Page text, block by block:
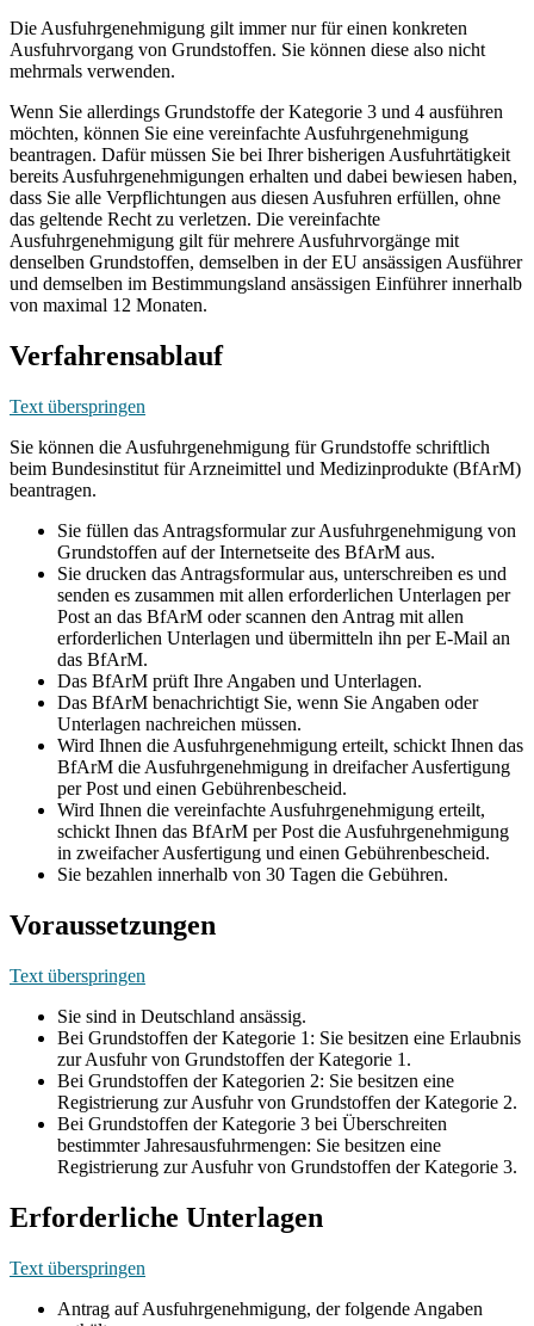
Die Ausfuhrgenehmigung gilt immer nur für einen konkreten
Ausfuhrvorgang von Grundstoffen. Sie können diese also nicht
mehrmals verwenden.
Wenn Sie allerdings Grundstoffe der Kategorie 3 und 4 ausführen
möchten, können Sie eine vereinfachte Ausfuhrgenehmigung
beantragen. Dafür müssen Sie bei Ihrer bisherigen Ausfuhrtätigkeit
bereits Ausfuhrgenehmigungen erhalten und dabei bewiesen haben,
dass Sie alle Verpflichtungen aus diesen Ausfuhren erfüllen, ohne
das geltende Recht zu verletzen. Die vereinfachte
Ausfuhrgenehmigung gilt für mehrere Ausfuhrvorgänge mit
denselben Grundstoffen, demselben in der EU ansässigen Ausführer
und demselben im Bestimmungsland ansässigen Einführer innerhalb
von maximal 12 Monaten.
Verfahrensablauf
Text überspringen
Sie können die Ausfuhrgenehmigung für Grundstoffe schriftlich
beim Bundesinstitut für Arzneimittel und Medizinprodukte (BfArM)
beantragen.
Sie füllen das Antragsformular zur Ausfuhrgenehmigung von
Grundstoffen auf der Internetseite des BfArM aus.
Sie drucken das Antragsformular aus, unterschreiben es und
senden es zusammen mit allen erforderlichen Unterlagen per
Post an das BfArM oder scannen den Antrag mit allen
erforderlichen Unterlagen und übermitteln ihn per E-Mail an
das BfArM.
Das BfArM prüft Ihre Angaben und Unterlagen.
Das BfArM benachrichtigt Sie, wenn Sie Angaben oder
Unterlagen nachreichen müssen.
Wird Ihnen die Ausfuhrgenehmigung erteilt, schickt Ihnen das
BfArM die Ausfuhrgenehmigung in dreifacher Ausfertigung
per Post und einen Gebührenbescheid.
Wird Ihnen die vereinfachte Ausfuhrgenehmigung erteilt,
schickt Ihnen das BfArM per Post die Ausfuhrgenehmigung
in zweifacher Ausfertigung und einen Gebührenbescheid.
Sie bezahlen innerhalb von 30 Tagen die Gebühren.
Voraussetzungen
Text überspringen
Sie sind in Deutschland ansässig.
Bei Grundstoffen der Kategorie 1: Sie besitzen eine Erlaubnis
zur Ausfuhr von Grundstoffen der Kategorie 1.
Bei Grundstoffen der Kategorien 2: Sie besitzen eine
Registrierung zur Ausfuhr von Grundstoffen der Kategorie 2.
Bei Grundstoffen der Kategorie 3 bei Überschreiten
bestimmter Jahresausfuhrmengen: Sie besitzen eine
Registrierung zur Ausfuhr von Grundstoffen der Kategorie 3.
Erforderliche Unterlagen
Text überspringen
Antrag auf Ausfuhrgenehmigung, der folgende Angaben